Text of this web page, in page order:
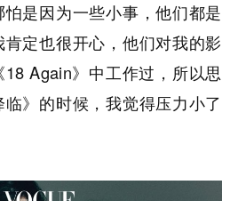
是因为一些小事，他们都是
定也很开心，他们对我的影
Again》中工作过，所以思
》的时候，我觉得压力小了